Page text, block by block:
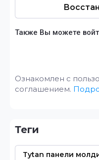
Также Вы можете
Ознакомлен с
соглашением.
теги
Tytan панели